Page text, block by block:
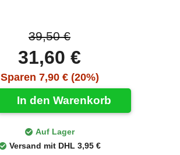
39,50 €
31,60 €
Sparen 7,90 € (20%)
In den Warenkorb
Auf Lager
Versand mit DHL 3,95 €